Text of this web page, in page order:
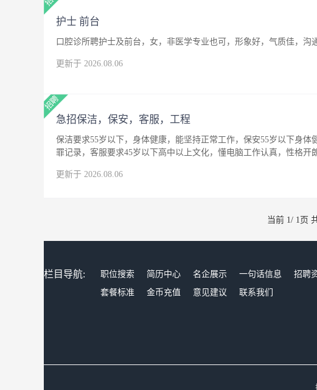
护士 前台
口腔诊所聘护士及前台，女，非医学专业也可，形象好，气质佳，沟
更新于 2026.08.06
急招保洁，保安，客服，工程
保洁要求55岁以下，身体健康，能坚持正常工作，保安55岁以下身
罪记录，客服要求45岁以下高中以上文化，懂电脑工作认真，性格开
更新于 2026.08.06
当前 1/ 1页
栏目导航: 职位搜索 简历中心 名企展示 一句话信息 招聘
套餐标准
金币充值 意见建议 联系我们